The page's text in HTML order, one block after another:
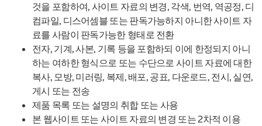
것을 포함하여, 사이트 자료의 변경, 각색, 번역, 역공정, 디
컴파일, 디스어셈블 또는 판독가능하지 아니한 사이트 자
료를 사람이 판독가능한 형태로 전환
전자, 기계, 사본, 기록 등을 포함하되 이에 한정되지 아니
하는 여하한 형식으로 또는 수단으로 사이트 자료에 대한
복사, 모방, 미러링, 복제, 배포, 공표, 다운로드, 전시, 실연,
게시 또는 전송
제품 목록 또는 설명의 취합 또는 사용
본 웹사이트 또는 사이트 자료의 변경 또는 2차적 이용